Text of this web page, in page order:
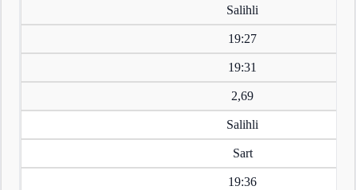
Salihli
19:27
19:31
2,69
Salihli
Sart
19:36